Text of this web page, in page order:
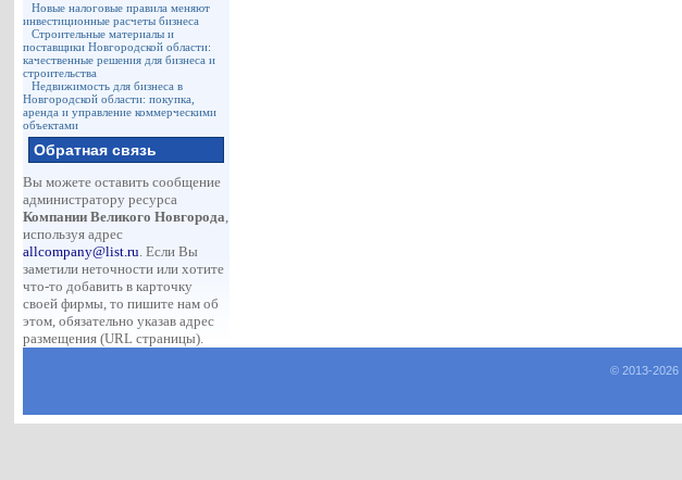
Новые налоговые правила меняют
инвестиционные расчеты бизнеса
Строительные материалы и
поставщики Новгородской области:
качественные решения для бизнеса и
строительства
Недвижимость для бизнеса в
Новгородской области: покупка,
аренда и управление коммерческими
объектами
Обратная связь
Вы можете оставить сообщение
администратору ресурса
Компании Великого Новгорода,
используя адрес
allcompany@list.ru. Если Вы
заметили неточности или хотите
что-то добавить в карточку
своей фирмы, то пишите нам об
этом, обязательно указав адрес
размещения (URL страницы).
© 2013-2026